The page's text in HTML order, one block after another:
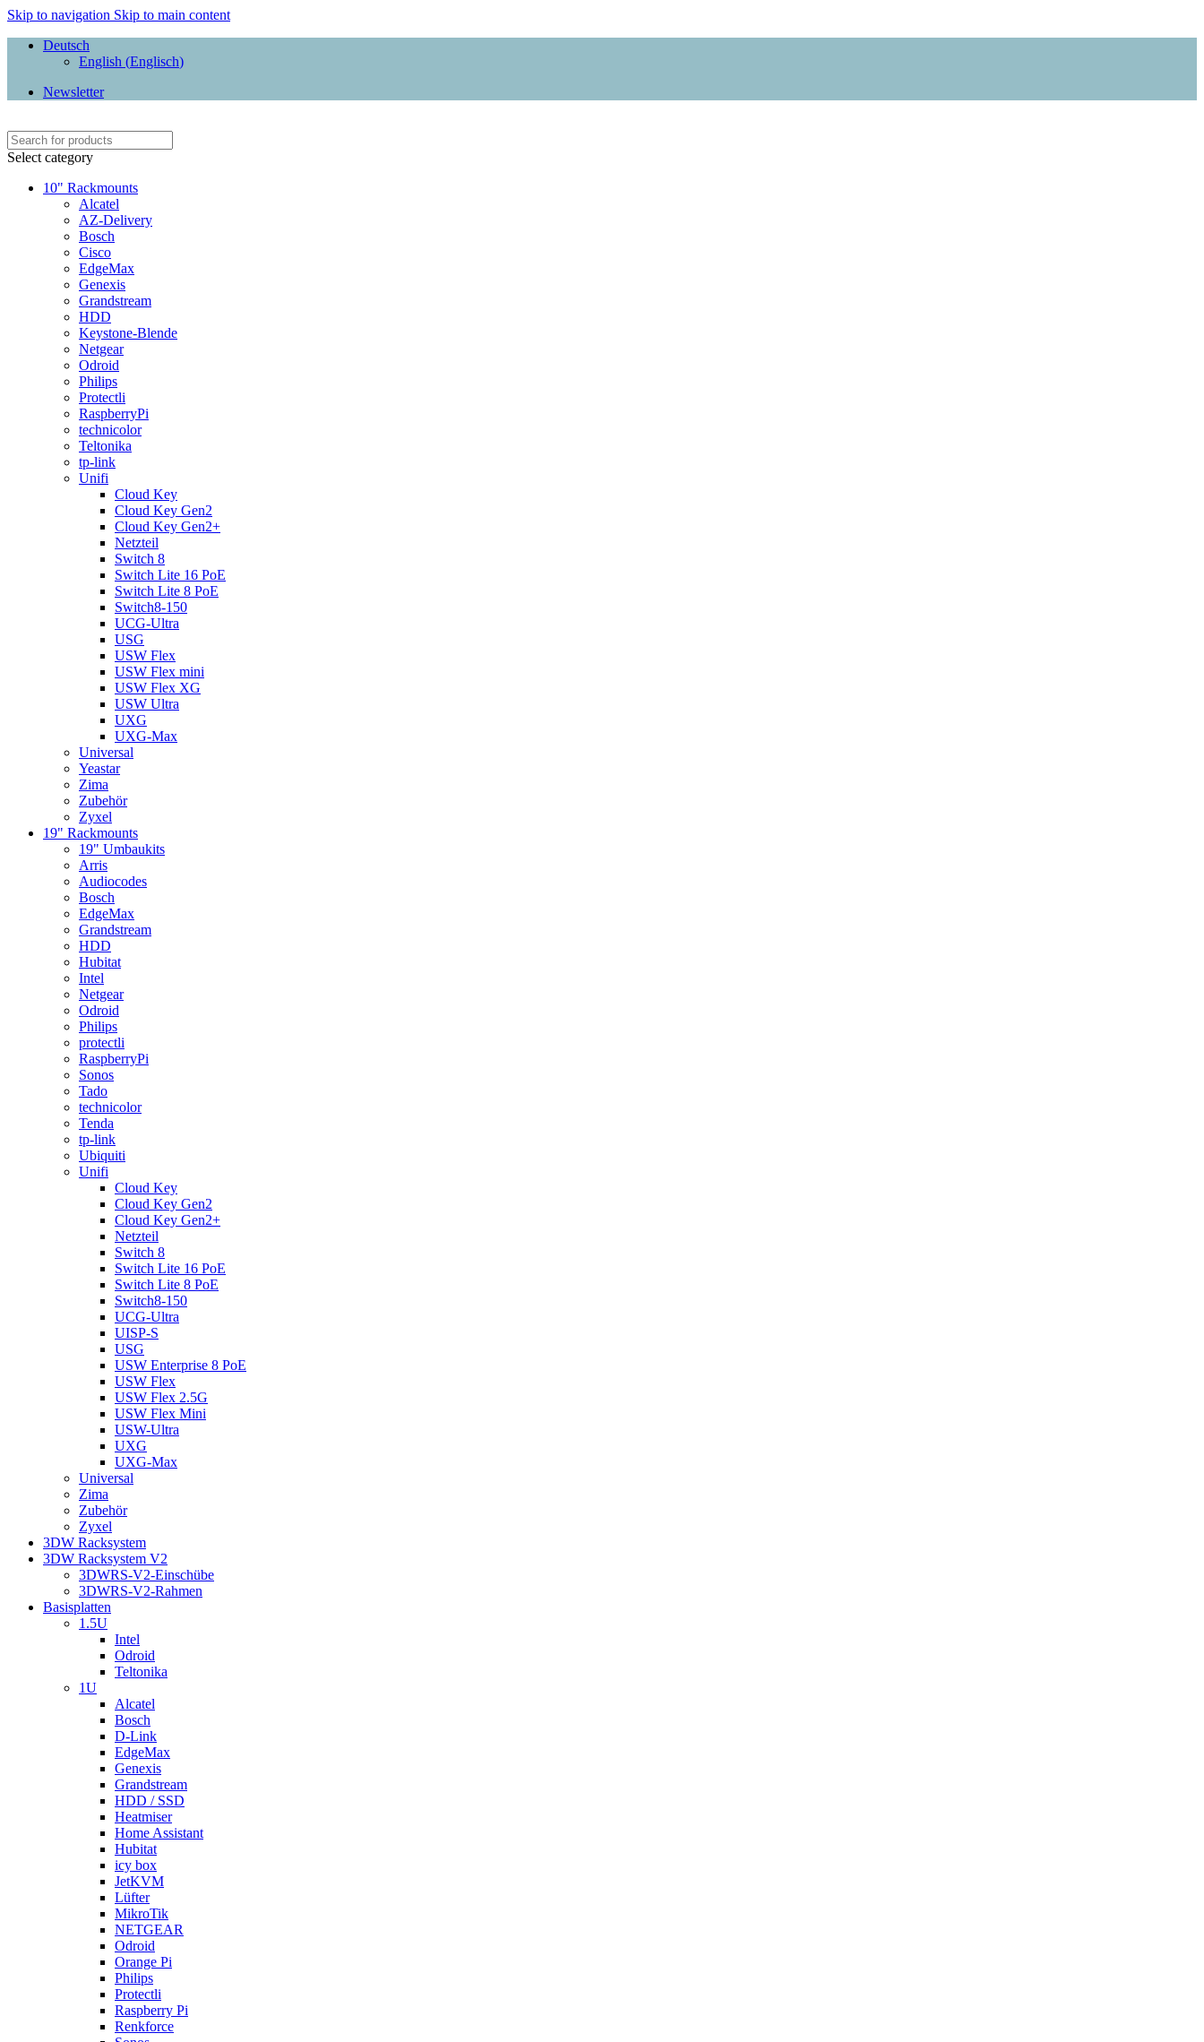
Skip to navigation Skip to main content
Deutsch
English (Englisch)
Newsletter
Select category
10" Rackmounts
Alcatel
AZ-Delivery
Bosch
Cisco
EdgeMax
Genexis
Grandstream
HDD
Keystone-Blende
Netgear
Odroid
Philips
Protectli
RaspberryPi
technicolor
Teltonika
tp-link
Unifi
Cloud Key
Cloud Key Gen2
Cloud Key Gen2+
Netzteil
Switch 8
Switch Lite 16 PoE
Switch Lite 8 PoE
Switch8-150
UCG-Ultra
USG
USW Flex
USW Flex mini
USW Flex XG
USW Ultra
UXG
UXG-Max
Universal
Yeastar
Zima
Zubehör
Zyxel
19" Rackmounts
19" Umbaukits
Arris
Audiocodes
Bosch
EdgeMax
Grandstream
HDD
Hubitat
Intel
Netgear
Odroid
Philips
protectli
RaspberryPi
Sonos
Tado
technicolor
Tenda
tp-link
Ubiquiti
Unifi
Cloud Key
Cloud Key Gen2
Cloud Key Gen2+
Netzteil
Switch 8
Switch Lite 16 PoE
Switch Lite 8 PoE
Switch8-150
UCG-Ultra
UISP-S
USG
USW Enterprise 8 PoE
USW Flex
USW Flex 2.5G
USW Flex Mini
USW-Ultra
UXG
UXG-Max
Universal
Zima
Zubehör
Zyxel
3DW Racksystem
3DW Racksystem V2
3DWRS-V2-Einschübe
3DWRS-V2-Rahmen
Basisplatten
1.5U
Intel
Odroid
Teltonika
1U
Alcatel
Bosch
D-Link
EdgeMax
Genexis
Grandstream
HDD / SSD
Heatmiser
Home Assistant
Hubitat
icy box
JetKVM
Lüfter
MikroTik
NETGEAR
Odroid
Orange Pi
Philips
Protectli
Raspberry Pi
Renkforce